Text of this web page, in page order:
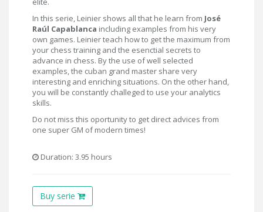
In this serie, Leinier shows all that he learn from José
Raúl Capablanca including examples from his very
own games. Leinier teach how to get the maximum from
your chess training and the esenctial secrets to
advance in chess. By the use of well selected
examples, the cuban grand master share very
interesting and enriching situations. On the other hand,
you will be constantly challeged to use your analytics
skills.
Do not miss this oportunity to get direct advices from
one super GM of modern times!
Duration: 3.95 hours
Buy serie